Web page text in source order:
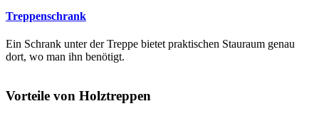
Treppenschrank
Ein Schrank unter der Treppe bietet praktischen Stauraum genau
dort, wo man ihn benötigt.
Vorteile von Holztreppen